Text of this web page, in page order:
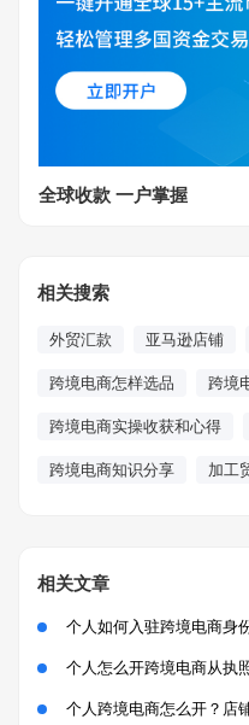
全球收款 一户掌握
相关搜索
外贸汇款 亚马逊店铺
跨境电商怎样选品 跨境
跨境电商实操收获和心得
跨境电商知识分享 加工
相关文章
个人如何入驻跨境电商身
个人怎么开跨境电商从执
个人跨境电商怎么开？店